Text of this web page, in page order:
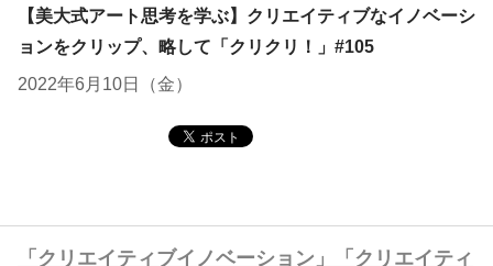
【美大式アート思考を学ぶ】クリエイティブなイノベーシ
ョンをクリップ、略して「クリクリ！」#105
2022年6月10日（金）
「クリエイティブイノベーション」「クリエイティ
運営会社
お問い合わせ